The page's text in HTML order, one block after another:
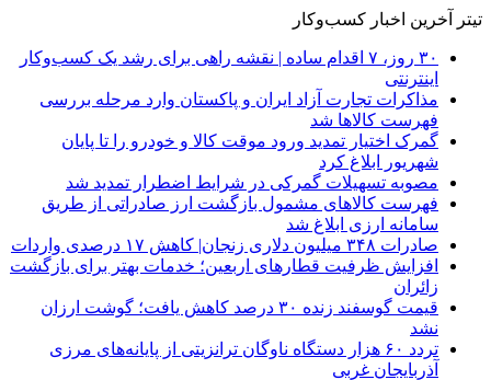
تیتر آخرین اخبار کسب‌وکار
۳۰ روز، ۷ اقدام ساده | نقشه راهی برای رشد یک کسب‌وکار
اینترنتی
مذاکرات تجارت آزاد ایران و پاکستان وارد مرحله بررسی
فهرست کالاها شد
گمرک اختیار تمدید ورود موقت کالا و خودرو را تا پایان
شهریور ابلاغ کرد
مصوبه تسهیلات گمرکی در شرایط اضطرار تمدید شد
فهرست کالاهای مشمول بازگشت ارز صادراتی از طریق
سامانه ارزی ابلاغ شد
صادرات ۳۴۸ میلیون دلاری زنجان| ‌کاهش ۱۷ درصدی واردات
افزایش ظرفیت قطارهای اربعین؛ خدمات بهتر برای بازگشت
زائران
قیمت گوسفند زنده ۳۰ درصد کاهش یافت؛ گوشت ارزان
نشد
تردد ۶۰ هزار دستگاه ناوگان ترانزیتی از پایانه‌های مرزی
آذربایجان ‌غربی